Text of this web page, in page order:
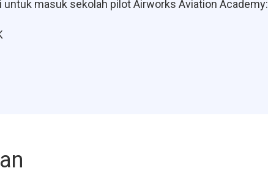
masuk sekolah pilot Airworks Aviation Academy: